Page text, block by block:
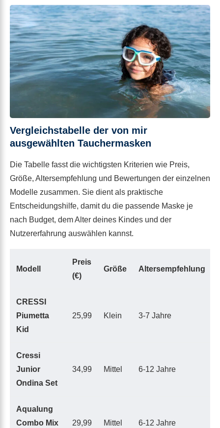
Vergleichstabelle der von mir
ausgewählten Tauchermasken
Die Tabelle fasst die wichtigsten Kriterien wie Preis,
Größe, Altersempfehlung und Bewertungen der einzelnen
Modelle zusammen. Sie dient als praktische
Entscheidungshilfe, damit du die passende Maske je
nach Budget, dem Alter deines Kindes und der
Nutzererfahrung auswählen kannst.
Modell
Preis
(€)
Größe Altersempfehlung
CRESSI
Piumetta
Kid
25,99 Klein 3-7 Jahre
Cressi
Junior
Ondina Set
34,99 Mittel 6-12 Jahre
Aqualung
Combo Mix
29,99 Mittel 6-12 Jahre